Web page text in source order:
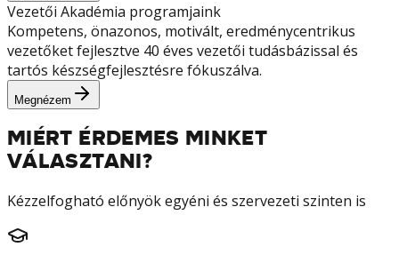
Vezetői Akadémia programjaink
Kompetens, önazonos, motivált, eredménycentrikus
vezetőket fejlesztve 40 éves vezetői tudásbázissal és
tartós készségfejlesztésre fókuszálva.
Megnézem
MIÉRT ÉRDEMES MINKET
VÁLASZTANI?
Kézzelfogható előnyök egyéni és szervezeti szinten is